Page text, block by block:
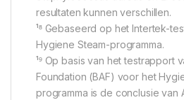
resultaten kunnen verschillen.
¹⁸ Gebaseerd op het Intertek-
Hygiene Steam-programma.
¹⁹ Op basis van het testrapport
Foundation (BAF) voor het
programma is de conclusie van